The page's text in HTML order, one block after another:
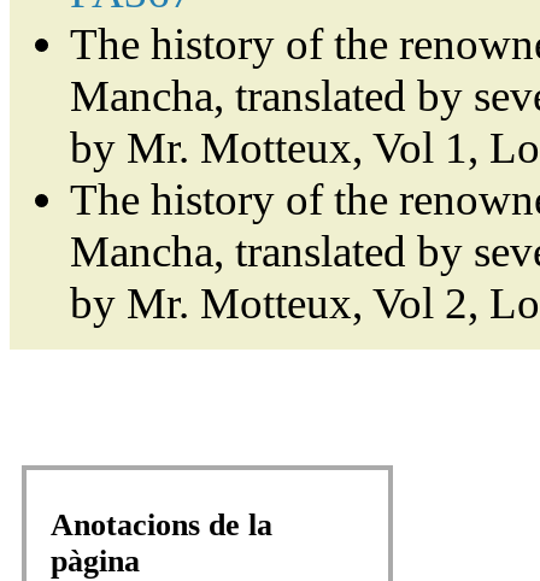
The history of the
Mancha, translated by
by Mr. Motteux, Vol 1,
The history of the
Mancha, translated by
by Mr. Motteux, Vol 2,
Anotacions de la
pàgina